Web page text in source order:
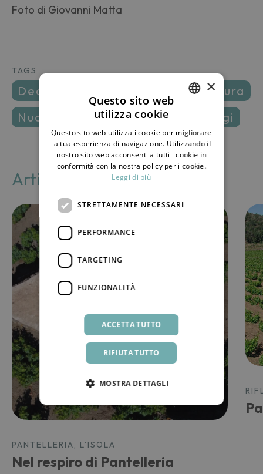
Foto di Giovanni Matta
TAGS
decathlon
natura
nuotare
pesci vacanze viaggi
Articoli correlati
PANTELLERIA, L'ISOLA
Nel respiro di Pantelleria
ENGLISH
×
Questo sito web
utilizza cookie
Questo sito web utilizza i cookie per migliorare
la tua esperienza di navigazione. Utilizzando il
nostro sito web acconsenti a tutti i cookie in
conformità con la nostra policy per i cookie.
Leggi di più
STRETTAMENTE NECESSARI
PERFORMANCE
TARGETING
FUNZIONALITÀ
ACCETTA TUTTO
RIFIUTA TUTTO
MOSTRA DETTAGLI